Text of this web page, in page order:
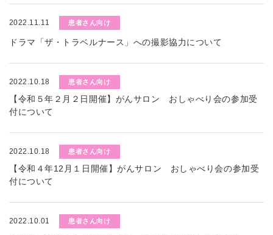
2022.11.11 患者さん向け
ドラマ「ザ・トラベルナース」への撮影協力について
2022.10.18 患者さん向け
【令和５年２月２日開催】がんサロン おしゃべり会の参加受
付について
2022.10.18 患者さん向け
【令和４年12月１日開催】がんサロン おしゃべり会の参加受
付について
2022.10.01 患者さん向け